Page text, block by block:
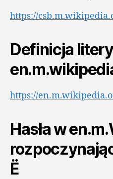
https://
Definicja
https://
Hasła w
Ë